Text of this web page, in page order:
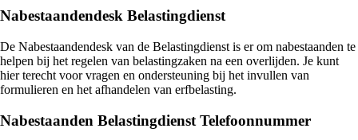
Nabestaandendesk Belastingdienst
De Nabestaandendesk van de Belastingdienst is er om nabestaanden te
helpen bij het regelen van belastingzaken na een overlijden. Je kunt
hier terecht voor vragen en ondersteuning bij het invullen van
formulieren en het afhandelen van erfbelasting.
Nabestaanden Belastingdienst Telefoonnummer